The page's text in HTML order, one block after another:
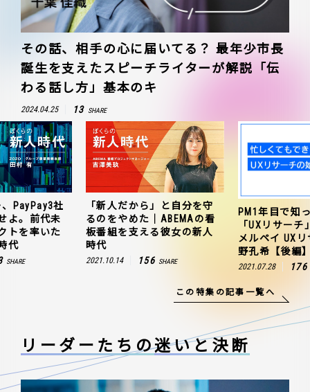
その話、相手の心に届いてる？ 最年少市長
誕生を支えたスピーチライターが解説「伝
わる話し方」基本のキ
2024.04.25 13 SHARE
PayPay3社
よ。前代未
トを率いた
代
SHARE
「新人だから」と自分を守
るのをやめた｜ABEMAの看
板番組を支える彼女の新人
時代
2021.10.14 156 SHARE
PM1年目で知
「UXリサー
メルペイ UX
野孔希【後編
2021.07.28 176
この特集の記事一覧へ
リーダーたちの迷いと決断